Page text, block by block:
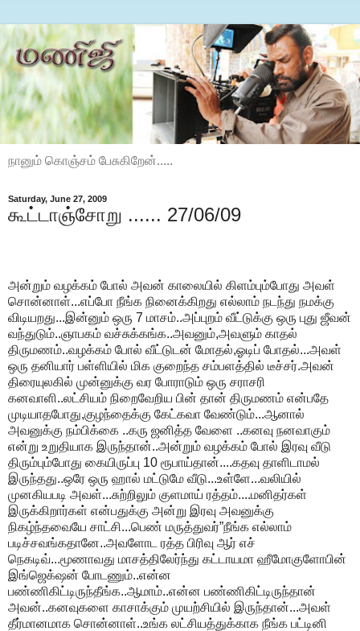
நானும் கொஞ்சம் பேசுகிறேன்.....
Saturday, June 27, 2009
கூட்டாஞ்சோறு ...... 27/06/09
அன்றும் வழக்கம் போல் அவன் காலையில் கிளம்பும்போது அவள்
சொன்னாள்...எப்போ நீங்க நினைக்கிறது எல்லாம் நடந்து நமக்கு
விடியறது...இன்னும் ஒரு 7 மாசம்..அப்புறம் வீட்டுக்கு ஒரு புது ஜீவன்
வந்துடும்..ஞாபகம் வச்சுக்கங்க..அவனும்,அவளும் காதல்
திருமணம்..வழக்கம் போல் வீட்டுடன் மோதல்,ஓடிப் போதல்...அவள்
ஒரு தனியார் பள்ளியில் மிக குறைந்த சம்பளத்தில் டீச்சர்.அவன்
திரையுலகில் முன்னுக்கு வர போராடும் ஒரு சராசரி
கனவாளி..லட்சியம் நிறைவேறிய பின் தான் திருமணம் என்பதே
முடியாதபோது,குழந்தைக்கு கேட்கவா வேண்டும்...ஆனால்
அவனுக்கு நம்பிக்கை ..கரு ஜனித்த வேளை ..கனவு நனவாகும்
என்று உறுதியாக இருந்தான்..அன்றும் வழக்கம் போல் இரவு வீடு
திரும்பும்போது கையிருப்பு 10 ரூபாய்தான்....கதவு தாளிடாமல்
இருந்தது..ஒரே ஒரு ஹால் மட்டுமே வீடு...உள்ளே...வலியில்
முனகியபடி அவள்...சுற்றிலும் குளமாய் ரத்தம்....மனிதர்கள்
இருக்கிறார்கள் என்பதுக்கு அன்று இரவு அவனுக்கு
நிகழ்ந்தவையே சாட்சி...பெண் மருத்துவர்”நீங்க எல்லாம்
படிச்சவங்கதானே..அவளோட ரத்த பிரிவு ஆர் எச்
நெகடிவ்...மூணாவது மாசத்திலேர்ந்து கட்டாயமா ஹீமோகுளோபின்
இங்ஜெக்‌ஷன் போடணும்..என்ன
பண்ணிகிட்டிருந்தீங்க..ஆமாம்..என்ன பண்ணிகிட்டிருந்தான்
அவன்..கனவுகளை காசாக்கும் முயற்சியில் இருந்தான்...அவள்
தீர்மானமாக சொன்னாள்..உங்க லட்சியத்துக்காக நீங்க பட்டினி